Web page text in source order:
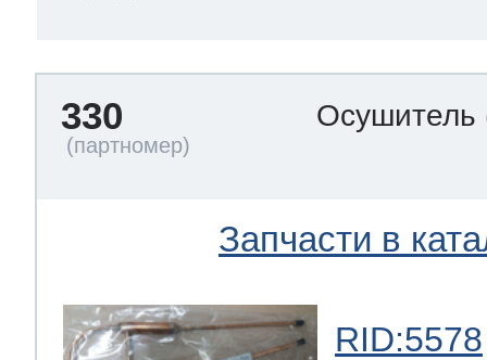
330 Осушитель
Запчасти в
RID:5578